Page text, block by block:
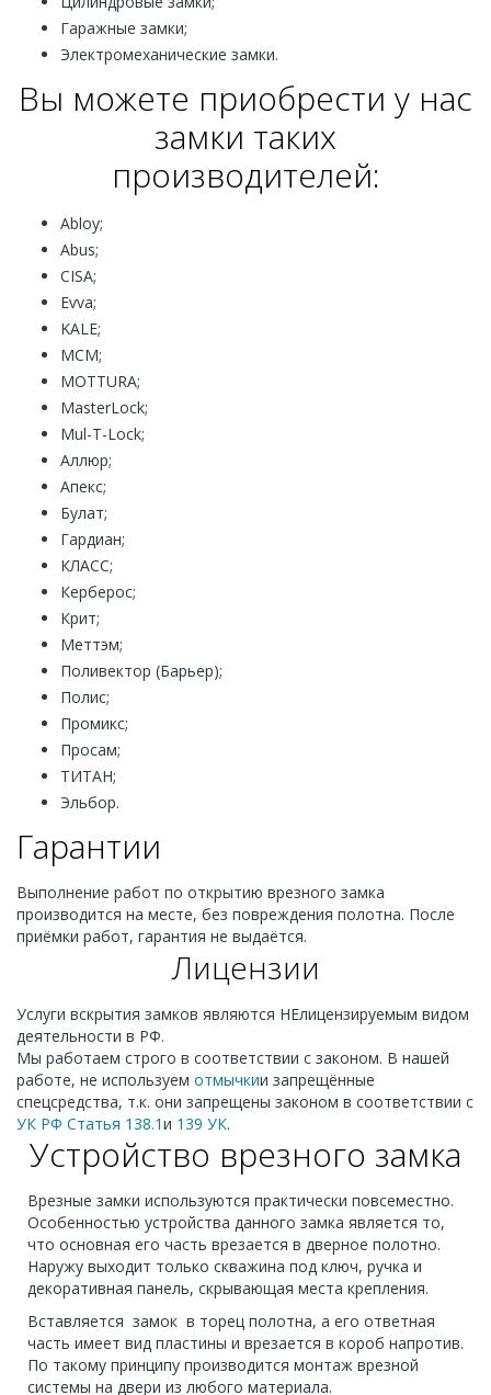
Гаражные замки;
Электромеханические замки.
Вы можете приобрести у нас
замки таких
производителей:
Abloy;
Abus;
CISA;
Evva;
KALE;
MCM;
MOTTURA;
MasterLock;
Mul-T-Lock;
Аллюр;
Апекс;
Булат;
Гардиан;
КЛАСС;
Керберос;
Крит;
Меттэм;
Поливектор (Барьер);
Полис;
Промикс;
Просам;
ТИТАН;
Эльбор.
Гарантии
Выполнение работ по открытию врезного замка
производится на месте, без повреждения полотна. После
приёмки работ, гарантия не выдаётся.
Лицензии
Услуги вскрытия замков являются НЕлицензируемым видом
деятельности в РФ.
Мы работаем строго в соответствии с законом. В нашей
работе, не используем отмычкии запрещённые
спецсредства, т.к. они запрещены законом в соответствии с
УК РФ Статья 138.1и 139 УК.
Устройство врезного замка
Врезные замки используются практически повсеместно.
Особенностью устройства данного замка является то,
что основная его часть врезается в дверное полотно.
Наружу выходит только скважина под ключ, ручка и
декоративная панель, скрывающая места крепления.
Вставляется замок в торец полотна, а его ответная
часть имеет вид пластины и врезается в короб напротив.
По такому принципу производится монтаж врезной
системы на двери из любого материала.